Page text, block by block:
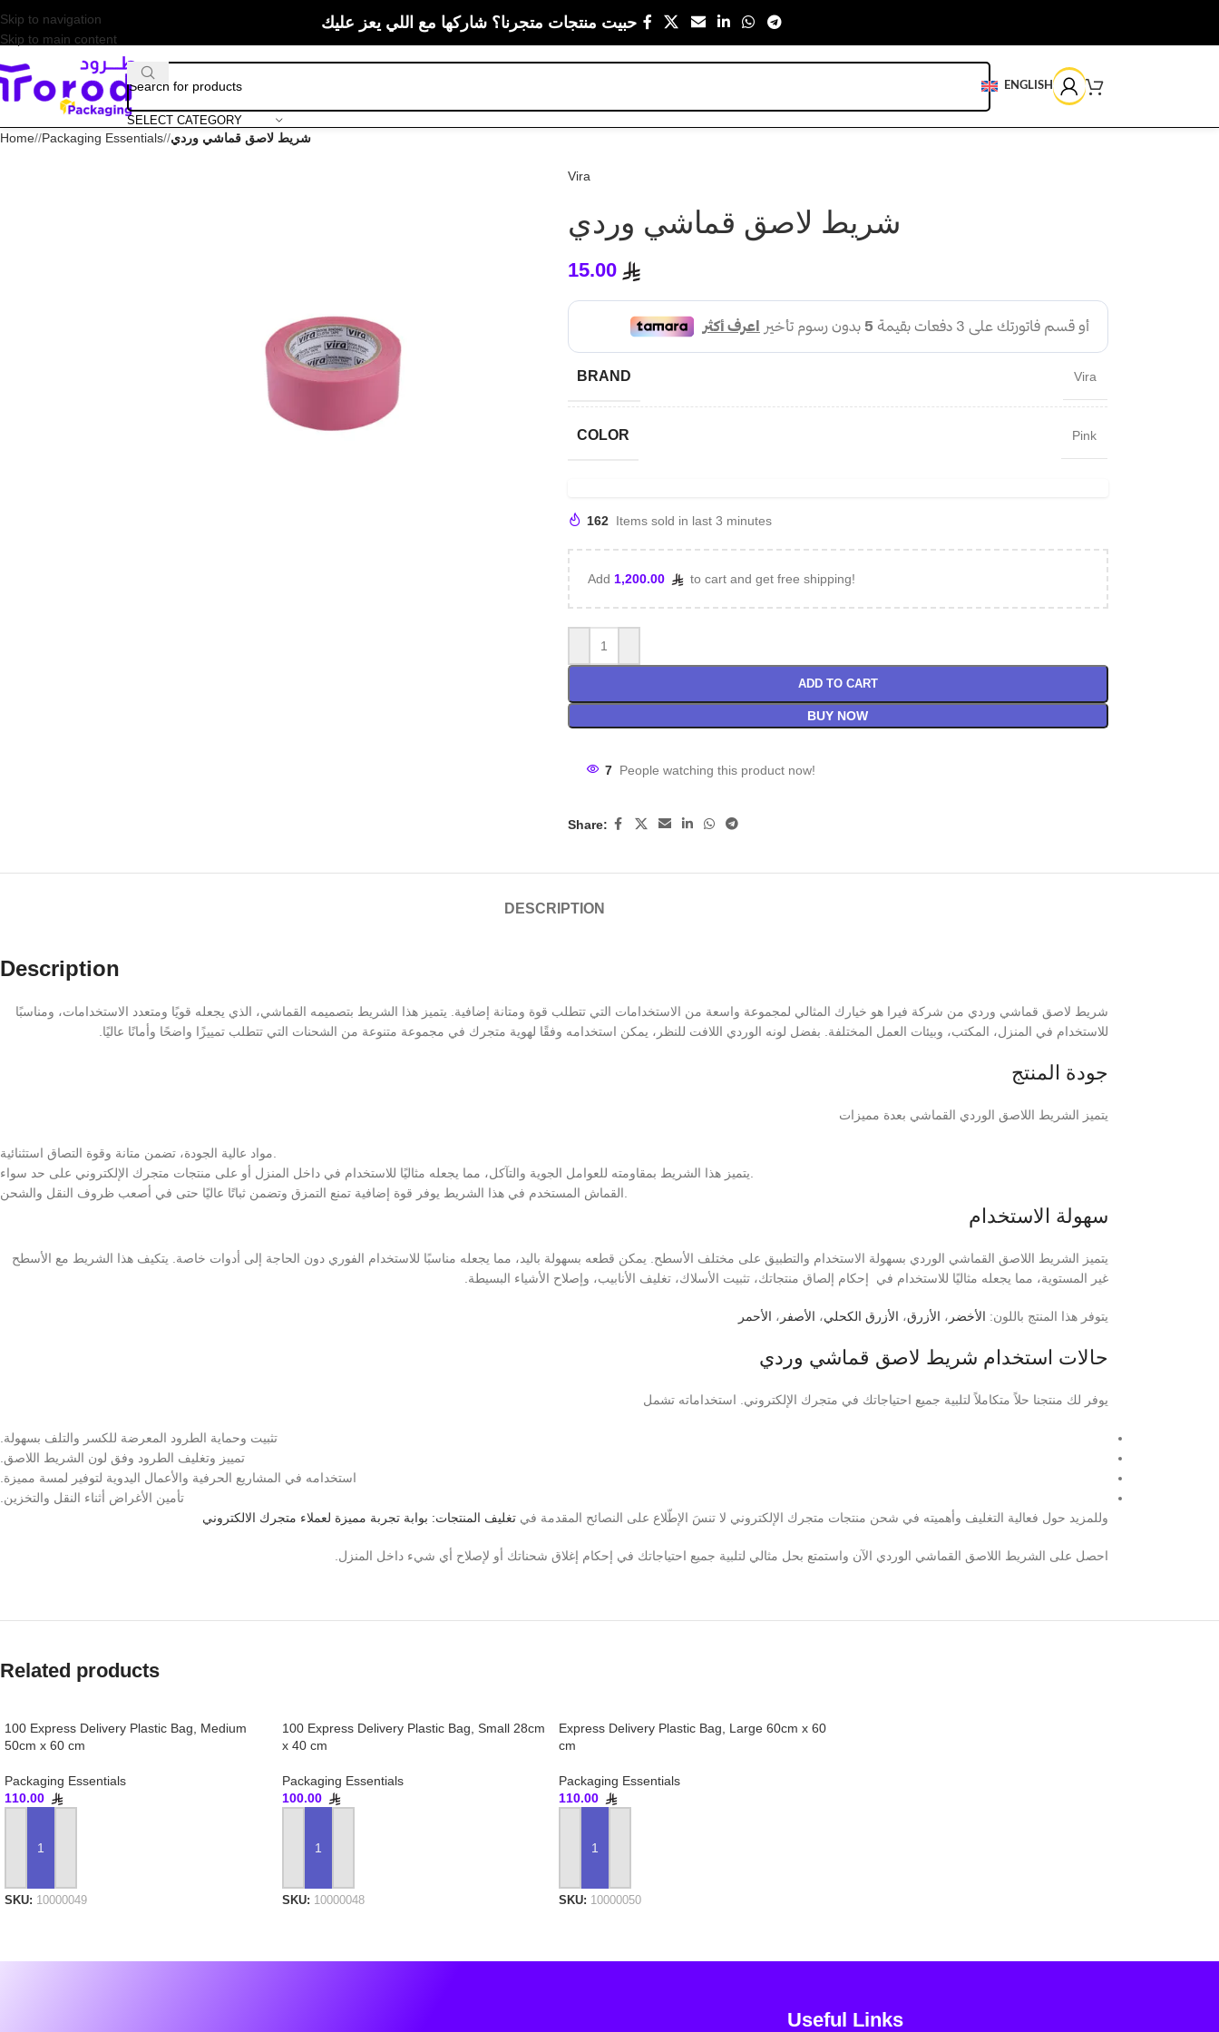
Skip to navigation
Skip to main content
حبيت منتجات متجرنا؟ شاركها مع اللي يعز عليك
SELECT CATEGORY
ENGLISH
Home/ Packaging Essentials/ شريط لاصق قماشي وردي
Vira
شريط لاصق قماشي وردي
15.00
BRAND Vira
COLOR Pink
162 Items sold in last 3 minutes
Add 1,200.00 to cart and get free shipping!
ADD TO CART
BUY NOW
7 People watching this product now!
Share:
DESCRIPTION
Description
شريط لاصق قماشي وردي من شركة فيرا هو خيارك المثالي لمجموعة واسعة من الاستخدامات التي تتطلب قوة ومتانة إضافية. يتميز هذا الشريط بتصميمه القماشي، الذي يجعله قويًا ومتعدد الاستخدامات، ومناسبًا
للاستخدام في المنزل، المكتب، وبيئات العمل المختلفة. بفضل لونه الوردي اللافت للنظر، يمكن استخدامه وفقًا لهوية متجرك في مجموعة متنوعة من الشحنات التي تتطلب تمييزًا واضحًا وأمانًا عاليًا.
جودة المنتج
يتميز الشريط اللاصق الوردي القماشي بعدة مميزات
سهولة الاستخدام
يتميز الشريط اللاصق القماشي الوردي بسهولة الاستخدام والتطبيق على مختلف الأسطح. يمكن قطعه بسهولة باليد، مما يجعله مناسبًا للاستخدام الفوري دون الحاجة إلى أدوات خاصة. يتكيف هذا الشريط مع الأسطح
غير المستوية، مما يجعله مثاليًا للاستخدام في إحكام إلصاق منتجاتك، تثبيت الأسلاك، تغليف الأنابيب، وإصلاح الأشياء البسيطة.
يتوفر هذا المنتج باللون: الأخضر ، الأزرق، الأزرق الكحلي، الأصفر ، الأحمر
حالات استخدام شريط لاصق قماشي وردي
يوفر لك منتجنا حلاً متكاملاً لتلبية جميع احتياجاتك في متجرك الإلكتروني. استخداماته تشمل
تثبيت وحماية الطرود المعرضة للكسر والتلف بسهولة.
تمييز وتغليف الطرود وفق لون الشريط اللاصق.
استخدامه في المشاريع الحرفية والأعمال اليدوية لتوفير لمسة مميزة.
تأمين الأغراض أثناء النقل والتخزين.
وللمزيد حول فعالية التغليف وأهميته في شحن منتجات متجرك الإلكتروني لا تنسَ الإطّلاع على النصائح المقدمة في تغليف المنتجات: بوابة تجربة مميزة لعملاء متجرك الالكتروني
احصل على الشريط اللاصق القماشي الوردي الآن واستمتع بحل مثالي لتلبية جميع احتياجاتك في إحكام إغلاق شحناتك أو لإصلاح أي شيء داخل المنزل.
Related products
100 Express Delivery Plastic Bag, Medium
50cm x 60 cm
Packaging Essentials
110.00
SKU: 10000049
100 Express Delivery Plastic Bag, Small 28cm
x 40 cm
Packaging Essentials
100.00
SKU: 10000048
Express Delivery Plastic Bag, Large 60cm x 60
cm
Packaging Essentials
110.00
SKU: 10000050
Useful Links